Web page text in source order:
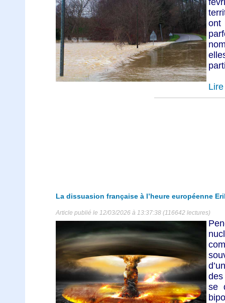
La dissuasion française à l’heure européenne
Article publié le 12/03/2026 à 13:37:38 (116642 lectures)
se